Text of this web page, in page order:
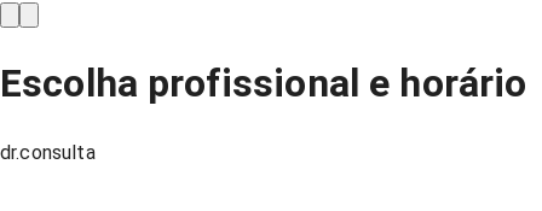
Escolha profissional e horário
dr.consulta